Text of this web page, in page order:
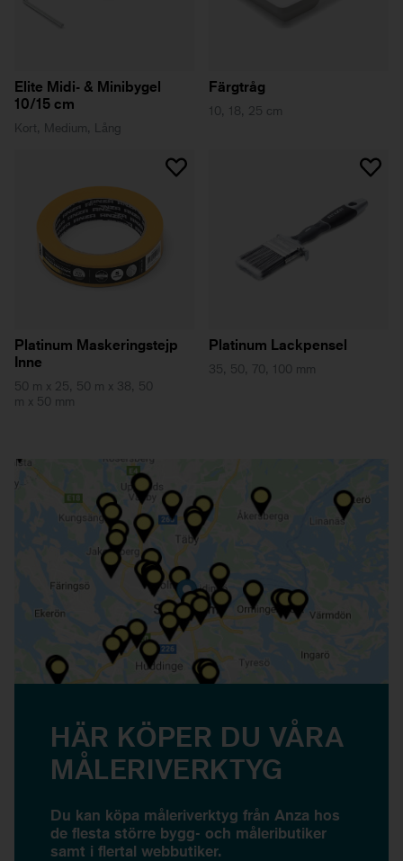
Elite Midi- & Minibygel
10/15 cm
Kort, Medium, Lång
Färgtråg
10, 18, 25 cm
Platinum Maskeringstejp
Inne
50 m x 25, 50 m x 38, 50
m x 50 mm
Platinum Lackpensel
35, 50, 70, 100 mm
HÄR KÖPER DU VÅRA
MÅLERIVERKTYG
Du kan köpa måleriverktyg från Anza hos
de flesta större bygg- och måleributiker
samt i flertal webbutiker.